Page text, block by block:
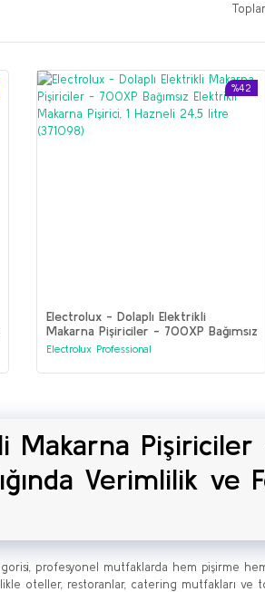
%42
Electrolux - Dolaplı Elektrikli
Makarna Pişiriciler - 700XP Bağımsız
Elektrikli Makarna Pişirici, 1 Hazneli
Electrolux Professional
Makarna
Verimlilik ve
profesyonel mutfaklarda hem pişirme
oteller, restoranlar, catering mutfakları